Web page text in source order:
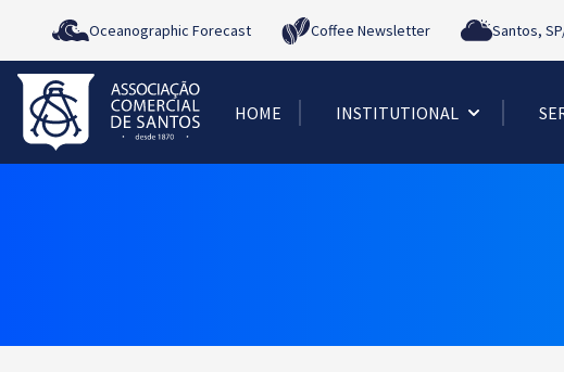
Oceanographic Forecast Coffee Newsletter Santos,
HOME INSTITUTIONAL